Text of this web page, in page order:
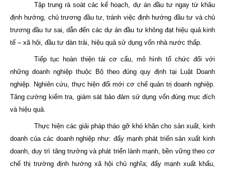
Tập trung rà soát các kế hoạch, dự án đầu tư ngay từ khâu
định hướng, chủ trương đầu tư, tránh việc định hướng đầu tư và chủ
trương đầu tư sai, dẫn đến các dự án đầu tư không đạt hiệu quả kinh
tế – xã hội, đầu tư dàn trải, hiệu quả sử dụng vốn nhà nước thấp.
Tiếp tục hoàn thiện tái cơ cấu, mô hình tổ chức đối với
những doanh nghiệp thuộc Bộ theo đúng quy định tại Luật Doanh
nghiệp. Nghiên cứu, thực hiện đổi mới cơ chế quản trị doanh nghiệp.
Tăng cường kiểm tra, giám sát bảo đảm sử dụng vốn đúng mục đích
và hiệu quả.
Thực hiện các giải pháp tháo gỡ khó khăn cho sản xuất, kinh
doanh của các doanh nghiệp như: đẩy mạnh phát triển sản xuất kinh
doanh, duy trì tăng trưởng và phát triển lành mạnh, bền vững theo cơ
chế thị trường định hướng xã hội chủ nghĩa; đẩy mạnh xuất khẩu,